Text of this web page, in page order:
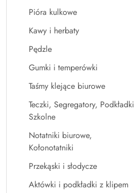
Pióra kulkowe
Kawy i herbaty
Pędzle
Gumki i temperówki
Taśmy klejące biurowe
Teczki, Segregatory, Podkładki
Szkolne
Notatniki biurowe,
Kołonotatniki
Przekąski i słodycze
Aktówki i podkładki z klipem